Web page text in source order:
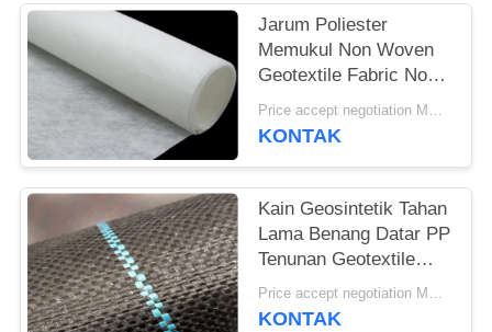
Jarum Poliester
Memukul Non Woven
Geotextile Fabric Non
Woven Anti - OksidasiPrice accept negotiation MOQ:100sq.m
KONTAK
Kain Geosintetik Tahan
Lama Benang Datar PP
Tenunan Geotextile
Untuk Mencegah
Tumbuh Rumput
Price accept negotiation MOQ:1000 sq.m.
KONTAK